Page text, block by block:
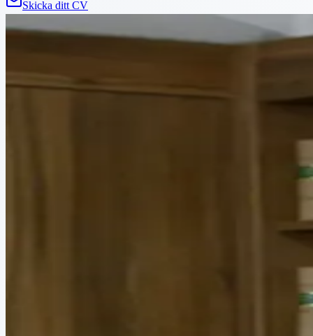
Skicka ditt CV